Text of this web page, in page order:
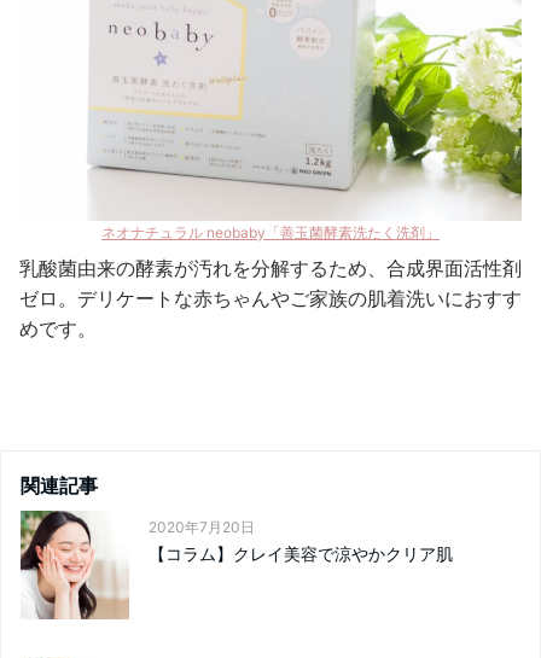
ネオナチュラル neobaby「善玉菌酵素洗たく洗剤」
乳酸菌由来の酵素が汚れを分解するため、合成界面活性剤
ゼロ。デリケートな赤ちゃんやご家族の肌着洗いにおすす
めです。
関連記事
2020年7月20日
【コラム】クレイ美容で涼やかクリア肌